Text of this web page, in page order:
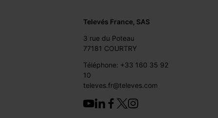
Televés France, SAS
3 rue du Poteau
77181 COURTRY
Téléphone: +33 160 35 92
10
televes.fr@televes.com